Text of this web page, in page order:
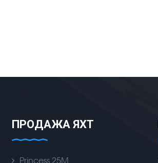
ПРОДАЖА ЯХТ
Princess 25M